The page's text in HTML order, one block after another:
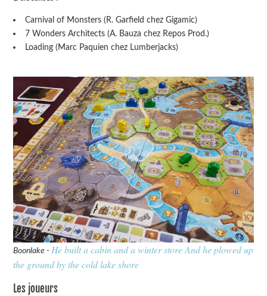
Carnival of Monsters (R. Garfield chez Gigamic)
7 Wonders Architects (A. Bauza chez Repos Prod.)
Loading (Marc Paquien chez Lumberjacks)
Boonlake - He built a cabin and a winter store And he plowed up
the ground by the cold lake shore
Les joueurs